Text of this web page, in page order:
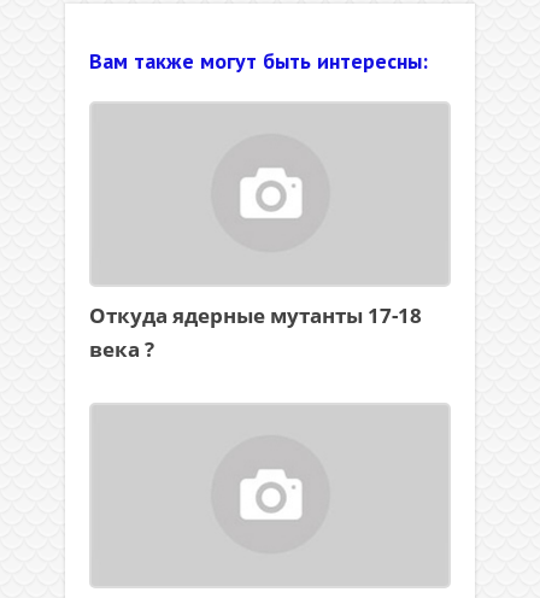
Вам также могут быть интересны:
Откуда ядерные мутанты 17-18
века ?